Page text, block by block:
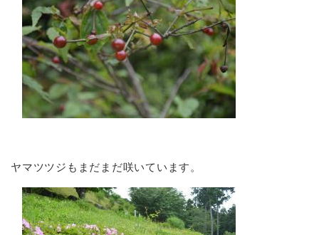
ヤマツツジもまだまだ咲いています。